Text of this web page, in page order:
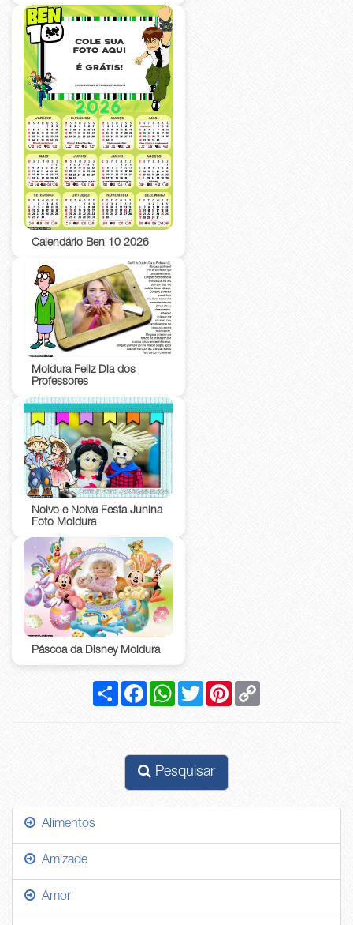
Calendário Ben 10 2026
Moldura Feliz Dia dos
Professores
Noivo e Noiva Festa Junina
Foto Moldura
Páscoa da Disney Moldura
CompartilharFacebookWhatsApp
Twitter Pinterest
Pesquisar
Alimentos
Amizade
Amor